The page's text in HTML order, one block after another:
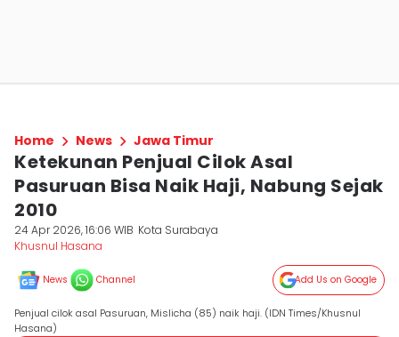
Home News Jawa Timur
Ketekunan Penjual Cilok Asal
Pasuruan Bisa Naik Haji, Nabung Sejak
2010
24 Apr 2026, 16:06 WIB Kota Surabaya
Khusnul Hasana
News Channel Add Us on Google
Penjual cilok asal Pasuruan, Mislicha (85) naik haji. (IDN Times/Khusnul
Hasana)